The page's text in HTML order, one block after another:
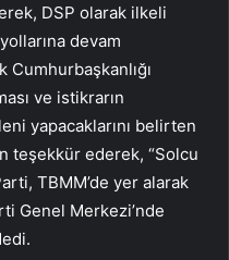
DSP olarak ilkeli
devam
ve istikrarın
yapacaklarını belirten
teşekkür ederek, “Solcu
TBMM’de yer alarak
Genel Merkezi’nde